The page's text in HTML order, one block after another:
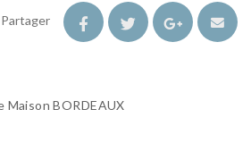
Partager
BORDEAUX